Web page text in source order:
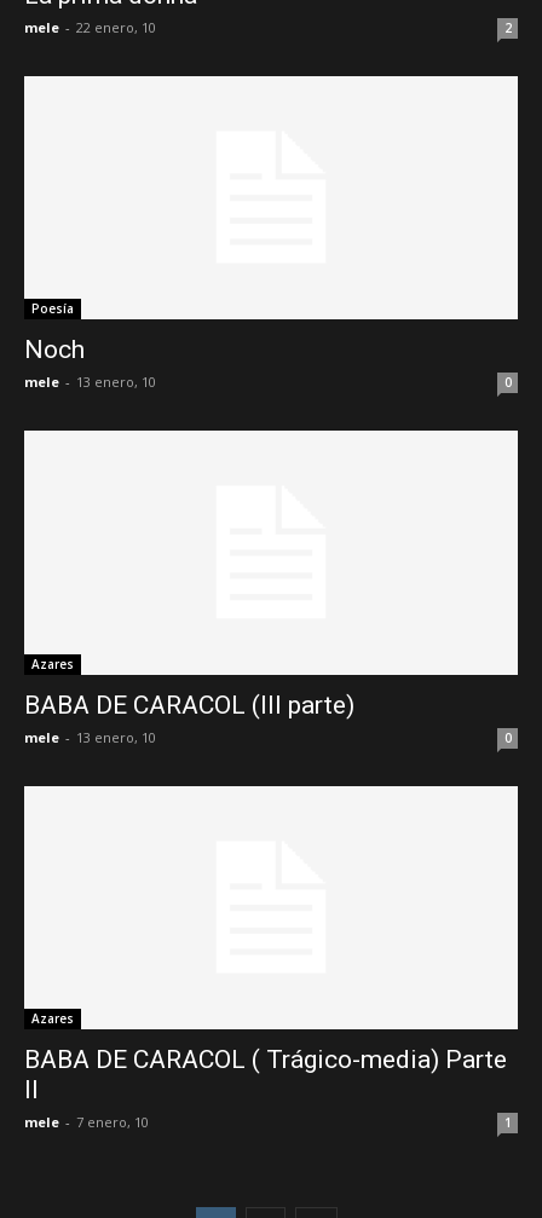
mele - 22 enero, 10 2
Poesía
Noch
mele - 13 enero, 10 0
Azares
BABA DE CARACOL (III parte)
mele - 13 enero, 10 0
Azares
BABA DE CARACOL ( Trágico-media) Parte
II
mele - 7 enero, 10 1